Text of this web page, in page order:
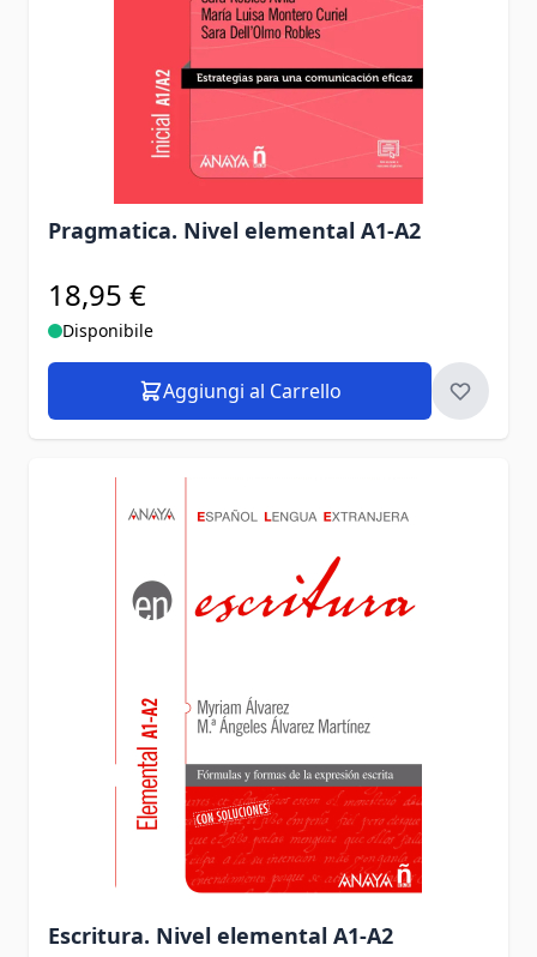
Pragmatica. Nivel elemental A1-A2
18,95 €
Disponibile
Aggiungi al Carrello
Escritura. Nivel elemental A1-A2